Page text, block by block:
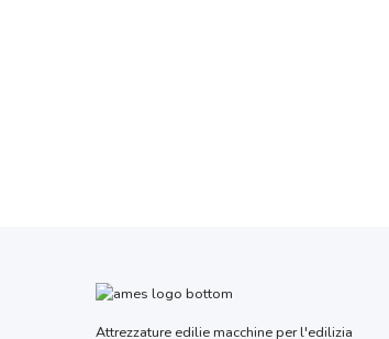
Attrezzature edilie macchine per l'edilizia